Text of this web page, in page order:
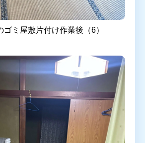
ゴミ屋敷片付け作業後（6）